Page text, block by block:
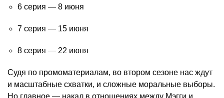
6 серия — 8 июня
7 серия — 15 июня
8 серия — 22 июня
Судя по промоматериалам, во втором сезоне нас ждут
и масштабные схватки, и сложные моральные выборы.